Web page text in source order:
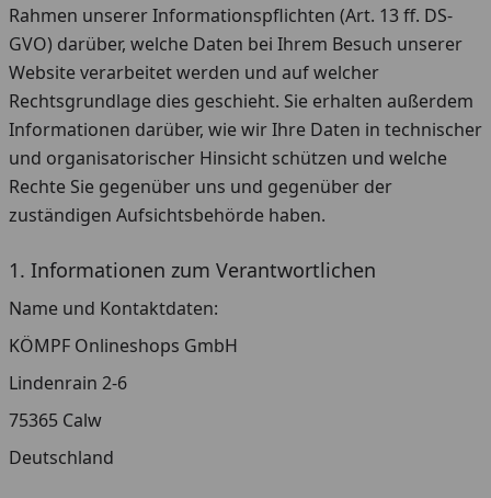
Rahmen unserer Informationspflichten (Art. 13 ff. DS-
GVO) darüber, welche Daten bei Ihrem Besuch unserer
Website verarbeitet werden und auf welcher
Rechtsgrundlage dies geschieht. Sie erhalten außerdem
Informationen darüber, wie wir Ihre Daten in technischer
und organisatorischer Hinsicht schützen und welche
Rechte Sie gegenüber uns und gegenüber der
zuständigen Aufsichtsbehörde haben.
1. Informationen zum Verantwortlichen
Name und Kontaktdaten:
KÖMPF Onlineshops GmbH
Lindenrain 2-6
75365 Calw
Deutschland